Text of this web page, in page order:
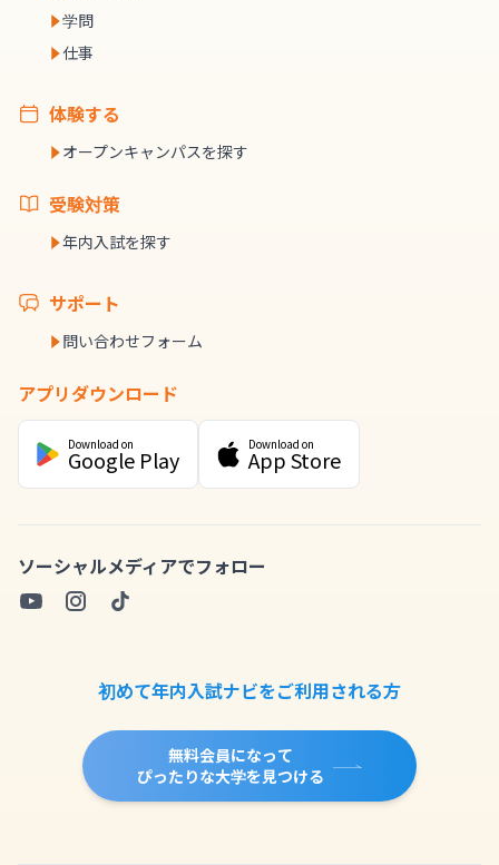
学問
仕事
体験する
オープンキャンパスを探す
受験対策
年内入試を探す
サポート
問い合わせフォーム
アプリダウンロード
Download on
Google Play
Download on
App Store
ソーシャルメディアでフォロー
初めて年内入試ナビをご利用される方
無料会員になって
ぴったりな大学を見つける